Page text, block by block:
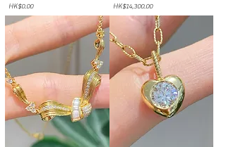
價格
HK$0.00 價格
HK$14,300.00